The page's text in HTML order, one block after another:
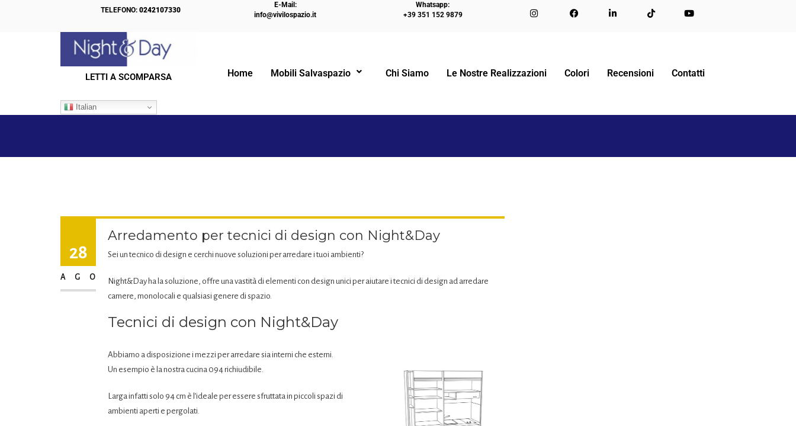
TELEFONO:0242107330
E-Mail:
info@vivilospazio.it
Whatsapp:
+39 351 152 9879
LETTI A SCOMPARSA
Italian
Home Mobili Salvaspazio Chi Siamo Le Nostre Realizzazioni Colori Recensioni Contatti
IL NOSTRO BLOG!
28
AGO
Arredamento per tecnici di design con Night&Day
Sei un tecnico di design e cerchi nuove soluzioni per arredare i tuoi ambienti?
Night&Day ha la soluzione, offre una vastità di elementi con design unici per aiutare i tecnici di design ad arredare
camere, monolocali e qualsiasi genere di spazio.
Tecnici di design con Night&Day
Abbiamo a disposizione i mezzi per arredare sia interni che esterni.
Un esempio è la nostra cucina 094 richiudibile.
Larga infatti solo 94 cm è l’ideale per essere sfruttata in piccoli spazi di
ambienti aperti e pergolati.